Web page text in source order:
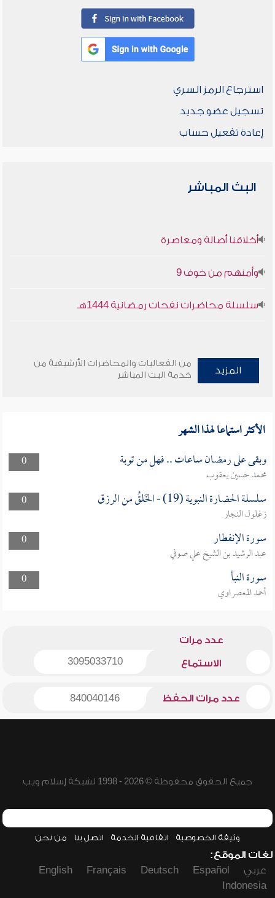
استرجاع الرمز السري
تسجيل عضو جديد
إعادة تفعيل حساب
البث المباشر
أخلاقنا أصالة ومعاصرة
وأمنهم من خوف 9
سلسلة محاضرات نفحات رمضانية 1444هـ
المزيد
من الفعاليات والمحاضرات الأرشيفية من
خدمة البث المباشر
الأكثر استماعا لهذا الشهر
0 وبقى على رمضان ساعات .. فهل من توبة
محمد حسين يعقوب
0
سلسلة الحضارة النبوية (19) - الخَلقُ من الرزق
زغلول النجار
0
سورة الإنفطار
عبد الرشيد بن الشيخ علي صوفي
0
سورة النبأ
أحمد المعصراوي
عدد مرات
الاستماع 3095033710
عدد مرات الحفظ 840040146
جميع الحقوق محفوظة © 2026 - 1998 لشبكة إسلام ويب
وثيقة الخصوصية اتفاقية الخدمة اتصل بنا من نحن
لغات الموقع:
عربي
Español
Deutsch
Français
English
Indonesia